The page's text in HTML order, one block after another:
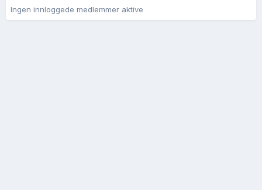
Ingen innloggede medlemmer aktive